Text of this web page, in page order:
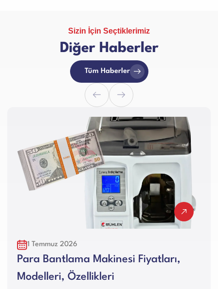
Sizin İçin Seçtiklerimiz
Diğer Haberler
Tüm Haberler
29 Haziran 2026
Gerçek 500 Euro Nasıl Anlaşılır?
Piyasada yüksek kupürlü banknotlar söz konusu